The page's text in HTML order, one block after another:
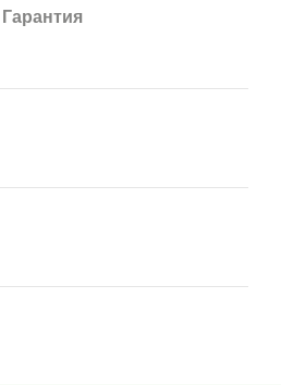
Гарантия